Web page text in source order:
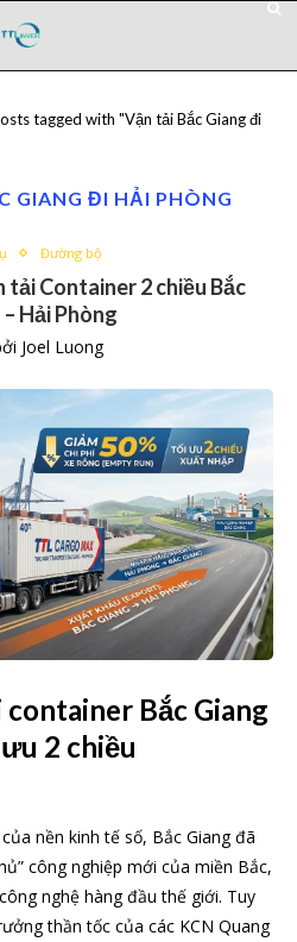
tagged with "Vận tải Bắc Giang đi
GIANG ĐI HẢI PHÒNG
Đường bộ
tải Container 2 chiều Bắc
Hải Phòng
Joel Luong
Bắc Giang
2 chiều
nền kinh tế số, Bắc Giang đã
công nghiệp mới của miền Bắc,
nghệ hàng đầu thế giới. Tuy
thần tốc của các KCN Quang